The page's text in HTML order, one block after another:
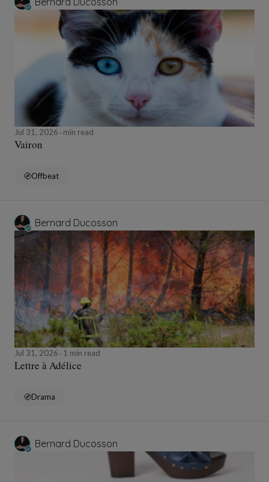
Jul 31, 2026 min read
Vairon
Offbeat
Bernard Ducosson
Jul 31, 2026 1 min read
Lettre à Adélice
Drama
Bernard Ducosson